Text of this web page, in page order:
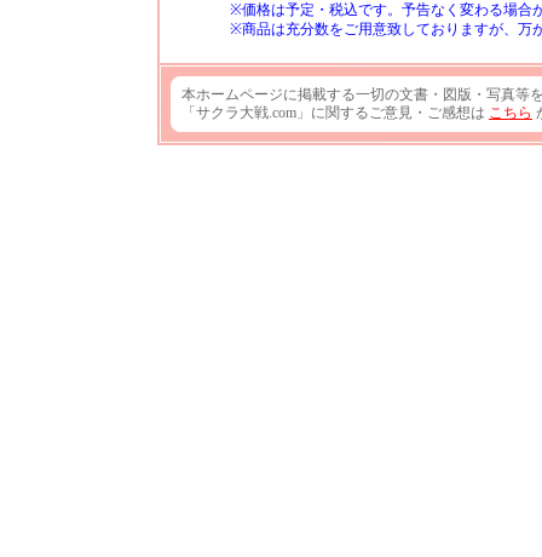
※価格は予定・税込です。予告なく変わる場合
※商品は充分数をご用意致しておりますが、万
本ホームページに掲載する一切の文書・図版・写真等
「サクラ大戦.com」に関するご意見・ご感想は こちら